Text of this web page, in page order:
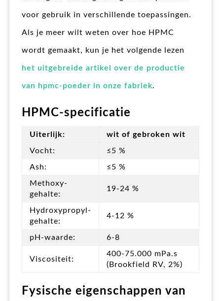
voor gebruik in verschillende toepassingen.
Als je meer wilt weten over hoe HPMC
wordt gemaakt, kun je het volgende lezen
het uitgebreide artikel over de productie
van hpmc-poeder in onze fabriek.
HPMC-specificatie
Uiterlijk: wit of gebroken wit
Vocht: ≤5 %
Ash: ≤5 %
Methoxy-
gehalte:
19-24 %
Hydroxypropyl-
gehalte:
4-12 %
pH-waarde: 6-8
Viscositeit:
400-75.000 mPa.s
(Brookfield RV, 2%)
Fysische eigenschappen van